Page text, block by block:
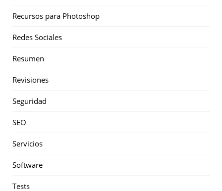
Recursos para Photoshop
Redes Sociales
Resumen
Revisiones
Seguridad
SEO
Servicios
Software
Tests